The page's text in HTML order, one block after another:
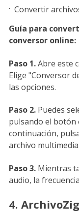
Convertir
Guía para
conversor online:
Paso 1.Abre este
Elige "Conversor
las opciones.
Paso 2. Puedes
pulsando el botón
continuación,
archivo multimedia.
Paso 3. Mientras
audio, la
4.